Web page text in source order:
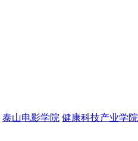
泰山电影学院 健康科技产业学院